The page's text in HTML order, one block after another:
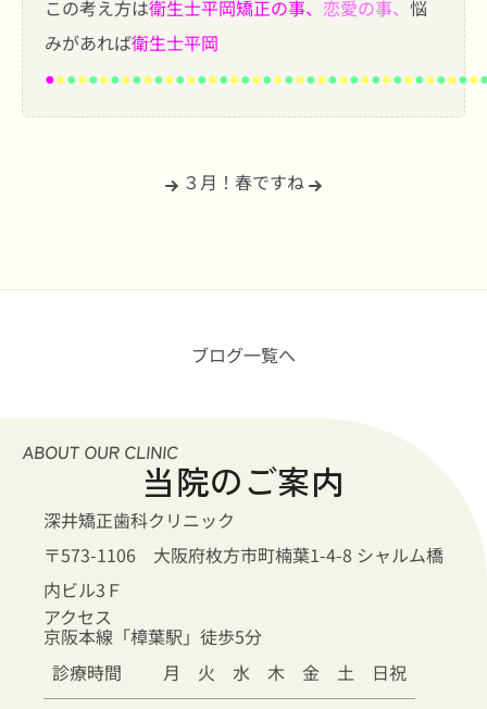
この考え方は衛生士平岡矯正の事、 恋愛の事、 悩
みがあれば衛生士平岡
●●●●●●●●●●●●●●●●●●●●●●●●●●●●●●●●●●●●●●●●
３月！ 春ですね
ブログ一覧へ
当院のご案内
深井矯正歯科クリニック
〒573-1106 大阪府枚方市町楠葉1-4-8 シャルム橋
内ビル3Ｆ
アクセス
京阪本線「樟葉駅」徒歩5分
診療時間
月 火 水 木 金 土 日祝